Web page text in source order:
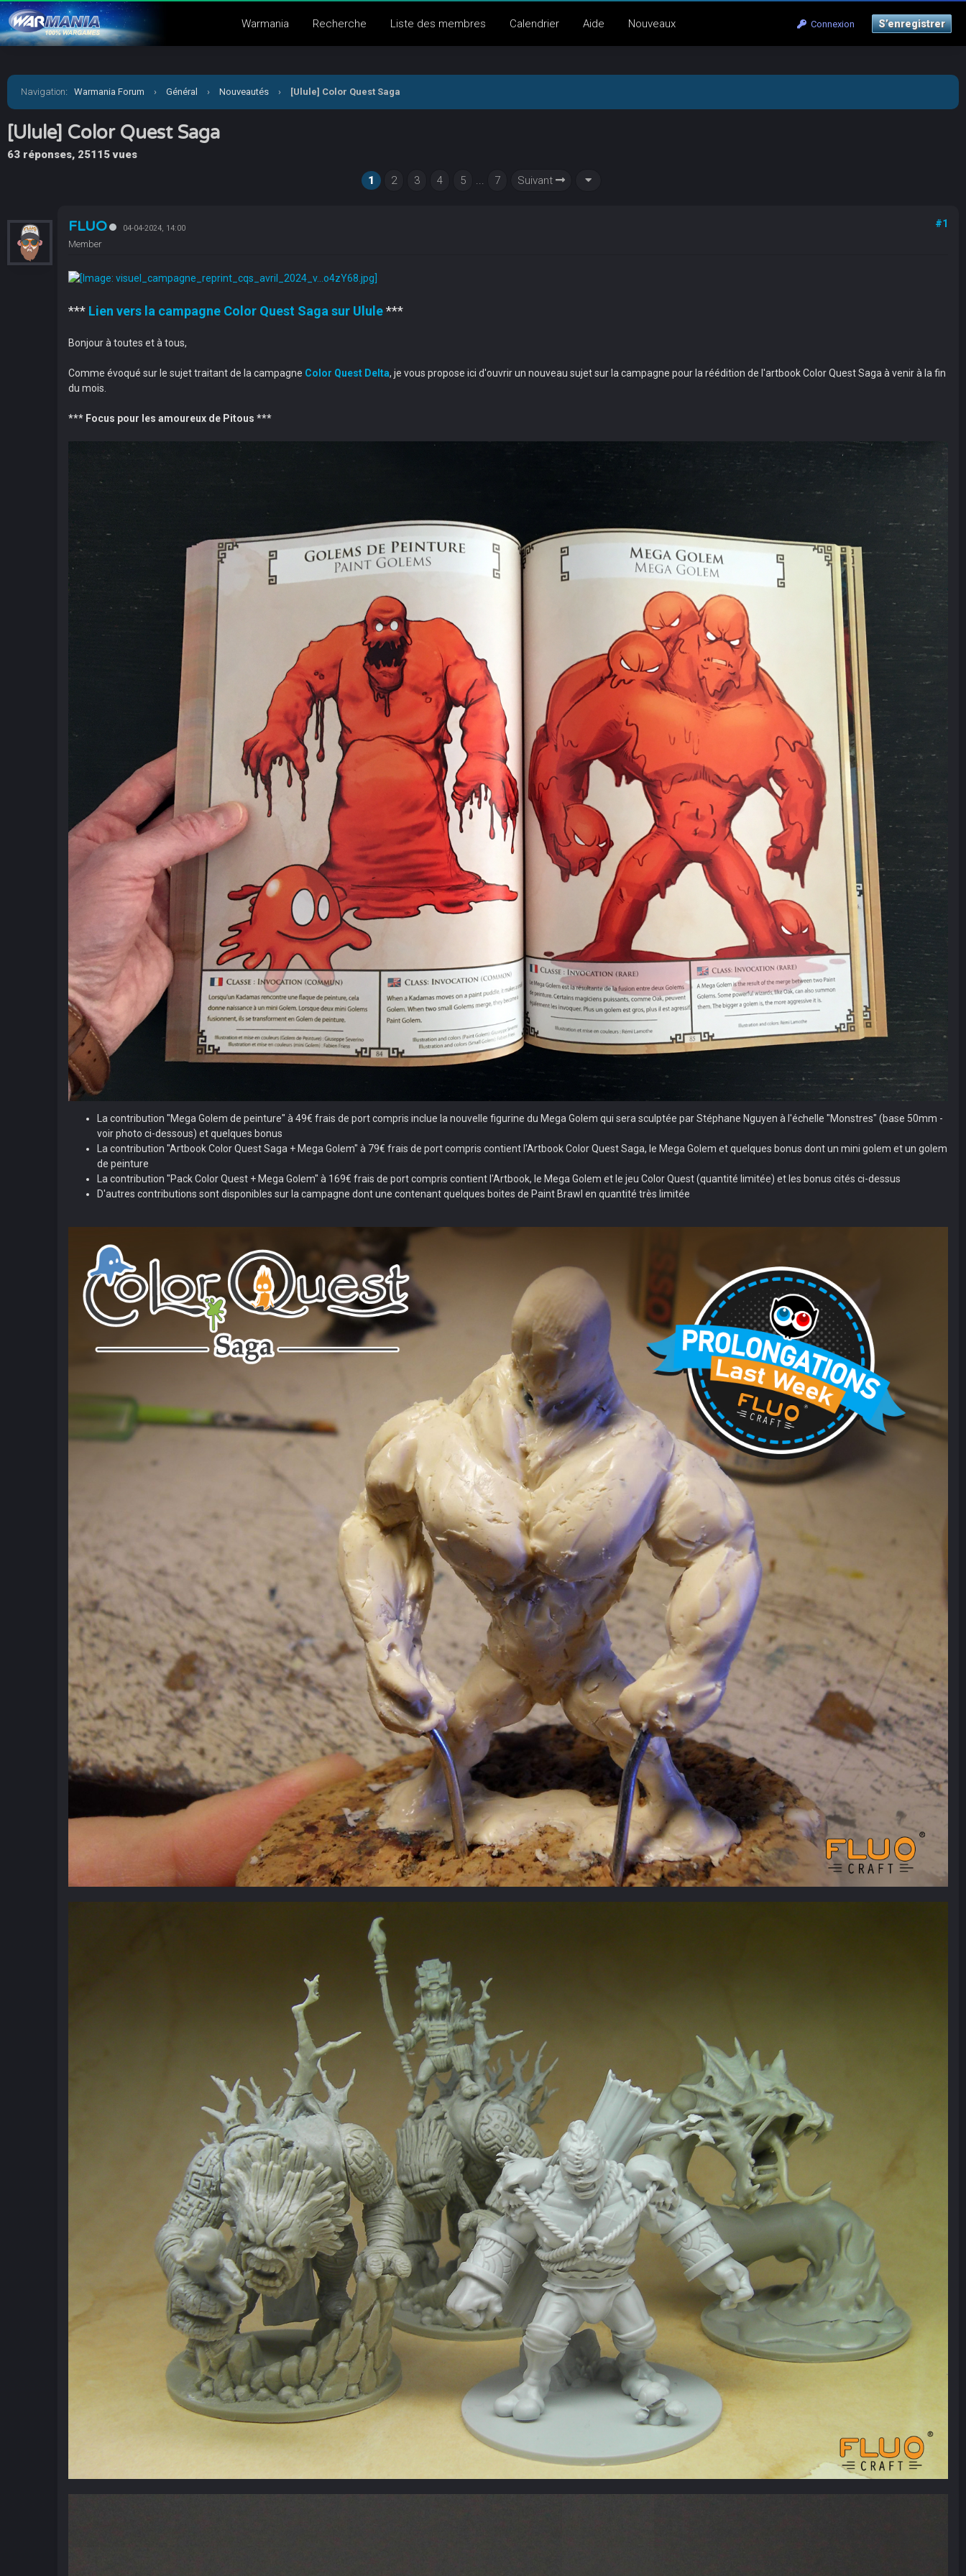
Connexion S’enregistrer
Warmania Recherche Liste des membres Calendrier Aide Nouveaux
Navigation: Warmania Forum › Général › Nouveautés › [Ulule] Color Quest Saga
[Ulule] Color Quest Saga
63 réponses, 25115 vues
1
2 3 4 5 ... 7 Suivant
FLUO 04-04-2024, 14:00
Member
#1
*** Lien vers la campagne Color Quest Saga sur Ulule***
Bonjour à toutes et à tous,
Comme évoqué sur le sujet traitant de la campagne Color Quest Delta, je vous propose ici d'ouvrir un nouveau sujet sur la campagne pour la réédition de l'artbook Color Quest Saga à venir à la fin
du mois.
*** Focus pour les amoureux de Pitous ***
La contribution "Mega Golem de peinture" à 49€ frais de port compris inclue la nouvelle figurine du Mega Golem qui sera sculptée par Stéphane Nguyen à l'échelle "Monstres" (base 50mm -
voir photo ci-dessous) et quelques bonus
La contribution "Artbook Color Quest Saga + Mega Golem" à 79€ frais de port compris contient l'Artbook Color Quest Saga, le Mega Golem et quelques bonus dont un mini golem et un golem
de peinture
La contribution "Pack Color Quest + Mega Golem" à 169€ frais de port compris contient l'Artbook, le Mega Golem et le jeu Color Quest (quantité limitée) et les bonus cités ci-dessus
D'autres contributions sont disponibles sur la campagne dont une contenant quelques boites de Paint Brawl en quantité très limitée